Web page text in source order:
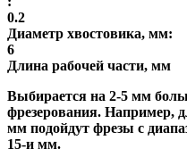
0.2
Диаметр хвостовика, мм:
6
Длина рабочей части, мм
Выбирается на 2-5 мм
фрезерования. Например,
мм подойдут фрезы с
15-и мм.